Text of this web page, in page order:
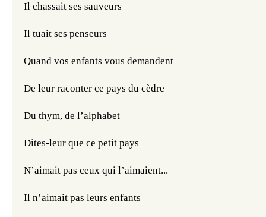
Il chassait ses sauveurs
Il tuait ses penseurs
Quand vos enfants vous demandent
De leur raconter ce pays du cèdre
Du thym, de l’alphabet
Dites-leur que ce petit pays
N’aimait pas ceux qui l’aimaient...
Il n’aimait pas leurs enfants